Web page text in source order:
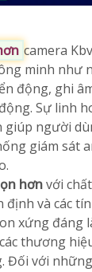
camera
minh như
động, ghi
Sự linh
giúp người
giám sát
hơnvới
định và các
xứng đáng
thương
Đối với